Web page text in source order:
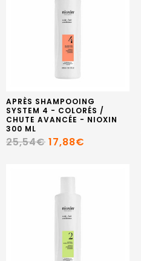
APRÈS SHAMPOOING
SYSTEM 4 - COLORÉS /
CHUTE AVANCÉE - NIOXIN
300 ML
25,54€ 17,88€